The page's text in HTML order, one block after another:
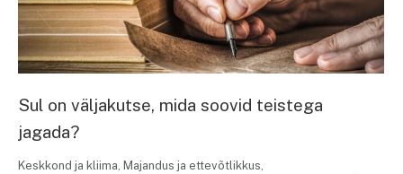
Sul on väljakutse, mida soovid teistega
jagada?
Keskkond ja kliima, Majandus ja ettevõtlikkus,